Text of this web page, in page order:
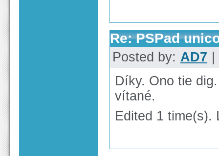
Re: PSPad
Posted by: AD7
Díky. Ono tie
vítané.
Edited 1 time(s).